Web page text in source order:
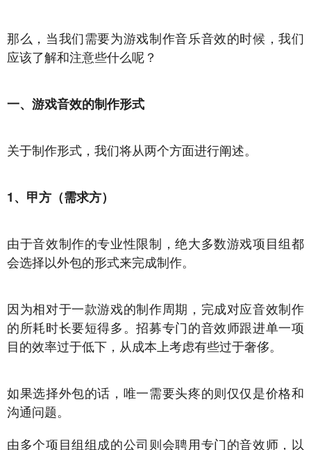
那么，当我们需要为游戏制作音乐音效的时候，我们
应该了解和注意些什么呢？
一、游戏音效的制作形式
关于制作形式，我们将从两个方面进行阐述。
1、甲方（需求方）
由于音效制作的专业性限制，绝大多数游戏项目组都
会选择以外包的形式来完成制作。
因为相对于一款游戏的制作周期，完成对应音效制作
的所耗时长要短得多。招募专门的音效师跟进单一项
目的效率过于低下，从成本上考虑有些过于奢侈。
如果选择外包的话，唯一需要头疼的则仅仅是价格和
沟通问题。
由多个项目组组成的公司则会聘用专门的音效师，以